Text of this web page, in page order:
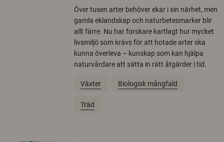
Över tusen arter behöver ekar i sin närhet, men
gamla eklandskap och naturbetesmarker blir
allt färre. Nu har forskare kartlagt hur mycket
livsmiljö som krävs för att hotade arter ska
kunna överleva – kunskap som kan hjälpa
naturvårdare att sätta in rätt åtgärder i tid.
Växter Biologisk mångfald
Träd